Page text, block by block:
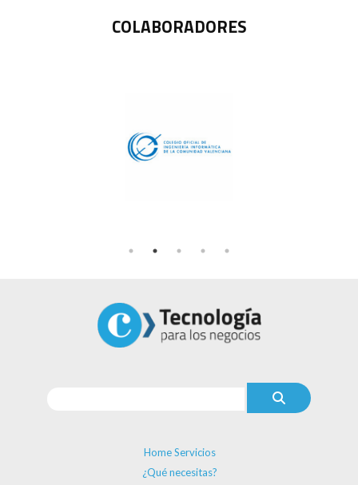
COLABORADORES
Home Servicios
¿Qué necesitas?